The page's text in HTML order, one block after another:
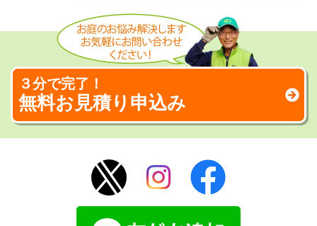
３分で完了！
無料お見積り申込み